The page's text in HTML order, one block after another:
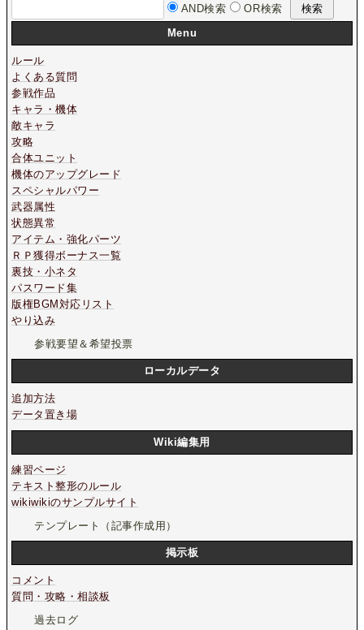
AND検索
OR検索
Menu
ルール
よくある質問
参戦作品
キャラ・機体
敵キャラ
攻略
合体ユニット
機体のアップグレード
スペシャルパワー
武器属性
状態異常
アイテム・強化パーツ
ＲＰ獲得ボーナス一覧
裏技・小ネタ
パスワード集
版権BGM対応リスト
やり込み
参戦要望＆希望投票
ローカルデータ
追加方法
データ置き場
Wiki編集用
練習ページ
テキスト整形のルール
wikiwikiのサンプルサイト
テンプレート（記事作成用）
掲示板
コメント
質問・攻略・相談板
過去ログ